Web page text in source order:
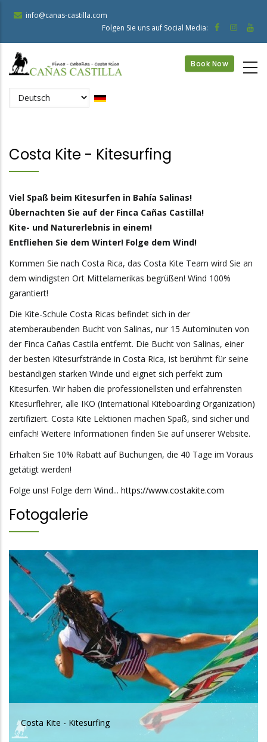
zum
info@canas-castilla.com
Folgen Sie uns auf Social Media:
Book Now
Select
your
Costa Kite - Kitesurfing
Viel Spaß beim Kitesurfen in Bahía Salinas!
Übernachten Sie auf der Finca Cañas Castilla!
Kite- und Naturerlebnis in einem!
Entfliehen Sie dem Winter! Folge dem Wind!
Kommen Sie nach Costa Rica, das Costa Kite Team wird Sie an
dem windigsten Ort Mittelamerikas begrüßen! Wind 100%
garantiert!
Die Kite-Schule Costa Ricas befindet sich in der
atemberaubenden Bucht von Salinas, nur 15 Autominuten von
der Finca Cañas Castila entfernt. Die Bucht von Salinas, einer
der besten Kitesurfstrände in Costa Rica, ist berühmt für seine
beständigen starken Winde und eignet sich perfekt zum
Kitesurfen. Wir haben die professionellsten und erfahrensten
Kitesurflehrer, alle IKO (International Kiteboarding Organization)
zertifiziert. Costa Kite Lektionen machen Spaß, sind sicher und
einfach! Weitere Informationen finden Sie auf unserer Website.
Erhalten Sie 10% Rabatt auf Buchungen, die 40 Tage im Voraus
getätigt werden!
Folge uns! Folge dem Wind... https://www.costakite.com
Fotogalerie
Costa Kite - Kitesurfing